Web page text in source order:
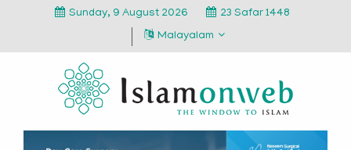
Sunday, 9 August 2026
23 Safar 1448
Malayalam